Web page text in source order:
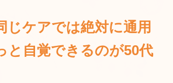
じケアでは絶対に通用
と自覚できるのが50代